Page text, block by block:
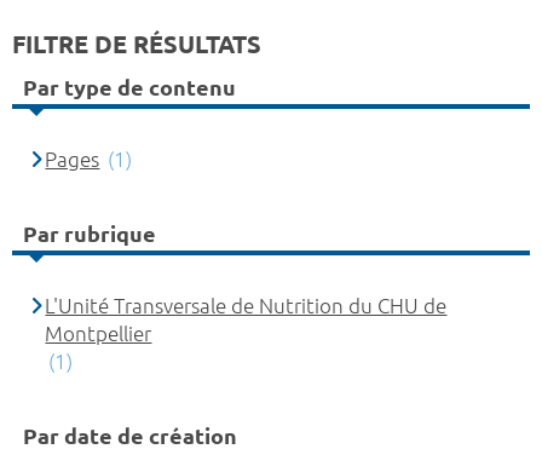
FILTRE DE RÉSULTATS
Par type de contenu
Pages (1)
Par rubrique
L'Unité Transversale de Nutrition du CHU de
Montpellier
(1)
Par date de création